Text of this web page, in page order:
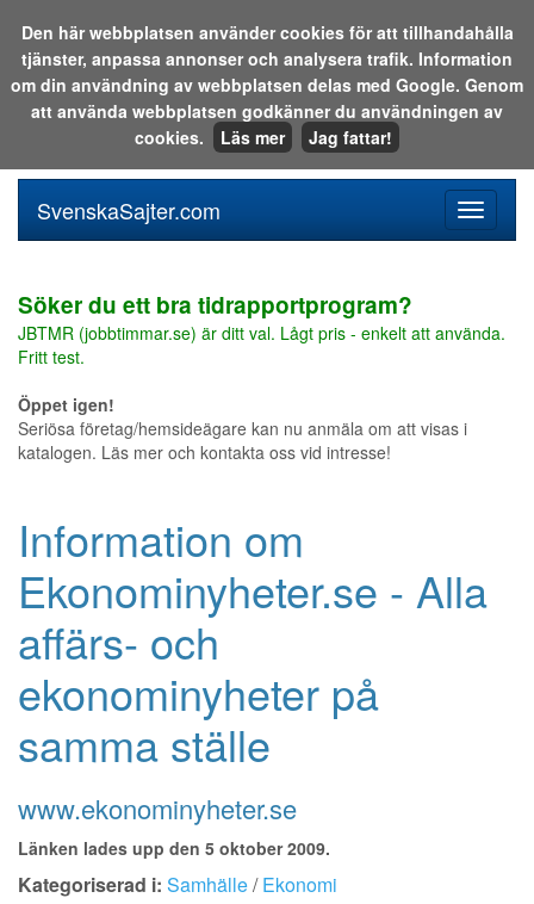
Sök i katalogen eller på webben:
meny
SvenskaSajter.com
Söker du ett bra tidrapportprogram?
JBTMR (jobbtimmar.se) är ditt val. Lågt pris - enkelt att använda.
Fritt test.
Öppet igen!
Seriösa företag/hemsideägare kan nu anmäla om att visas i
katalogen. Läs mer och kontakta oss vid intresse!
Information om
Ekonominyheter.se - Alla
affärs- och
ekonominyheter på
samma ställe
www.ekonominyheter.se
Länken lades upp den 5 oktober 2009.
Kategoriserad i: Samhälle/Ekonomi
Den här webbplatsen använder cookies för att tillhandahålla
tjänster, anpassa annonser och analysera trafik. Information
om din användning av webbplatsen delas med Google. Genom
att använda webbplatsen godkänner du användningen av
cookies.
Läs mer Jag fattar!